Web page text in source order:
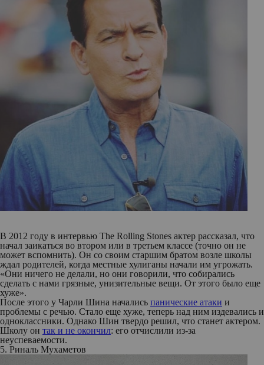
В 2012 году в интервью The Rolling Stones актер рассказал, что
начал заикаться во втором или в третьем классе (точно он не
может вспомнить). Он со своим старшим братом возле школы
ждал родителей, когда местные хулиганы начали им угрожать.
«Они ничего не делали, но они говорили, что собирались
сделать с нами грязные, унизительные вещи. От этого было еще
хуже».
После этого у Чарли Шина начались панические атаки и
проблемы с речью. Стало еще хуже, теперь над ним издевались и
одноклассники. Однако Шин твердо решил, что станет актером.
Школу он так и не окончил: его отчислили из-за
неуспеваемости.
5. Риналь Мухаметов